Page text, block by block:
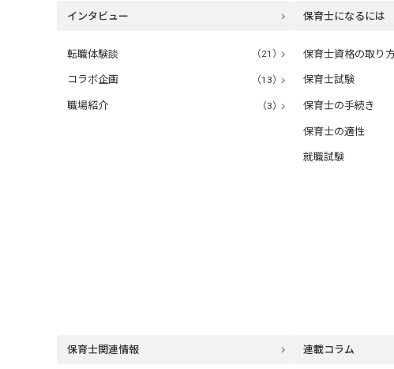
インタビュー
転職体験談 （21）
コラボ企画 （13）
職場紹介 （3）
保育士になるには
保育士資格の取り
保育士試験
保育士の手続き
保育士の適性
就職試験
保育士関連情報 連載コラム